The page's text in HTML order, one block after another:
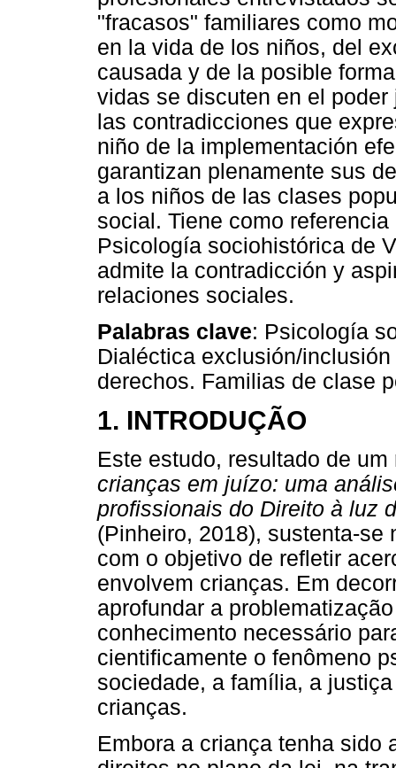
"fracasos" familiares como
en la vida de los niños, del
causada y de la posible
vidas se discuten en el
las contradicciones que
niño de la implementación
garantizan plenamente sus
a los niños de las clases
social. Tiene como
Psicología sociohistórica de
admite la contradicción y
relaciones sociales.
Palabras clave: Psicología
Dialéctica exclusión/
derechos. Familias de clase
1. INTRODUÇÃO
Este estudo, resultado de
crianças em juízo: uma
profissionais do Direito à luz
(Pinheiro, 2018), sustenta-
com o objetivo de refletir
envolvem crianças. Em
aprofundar a
conhecimento necessário
cientificamente o fenômeno
sociedade, a família, a
crianças.
Embora a criança tenha sido